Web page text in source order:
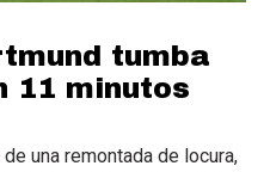
tumba
11 minutos
una remontada de locura,